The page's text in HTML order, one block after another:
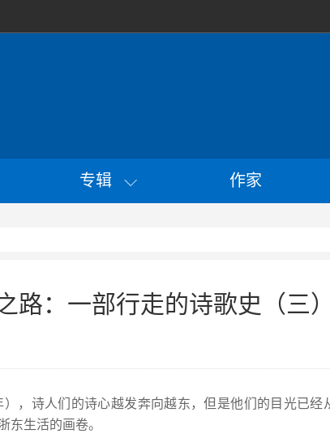
专辑 作家
路：一部行走的诗歌史（三）
），诗人们的诗心越发奔向越东，但是他们的目光已经
东生活的画卷。